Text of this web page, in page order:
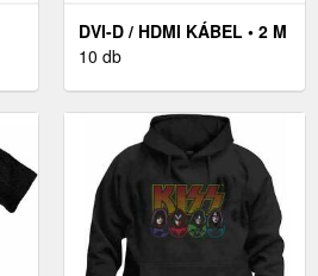
DVI-D / HDMI KÁBEL • 2 M
10 db